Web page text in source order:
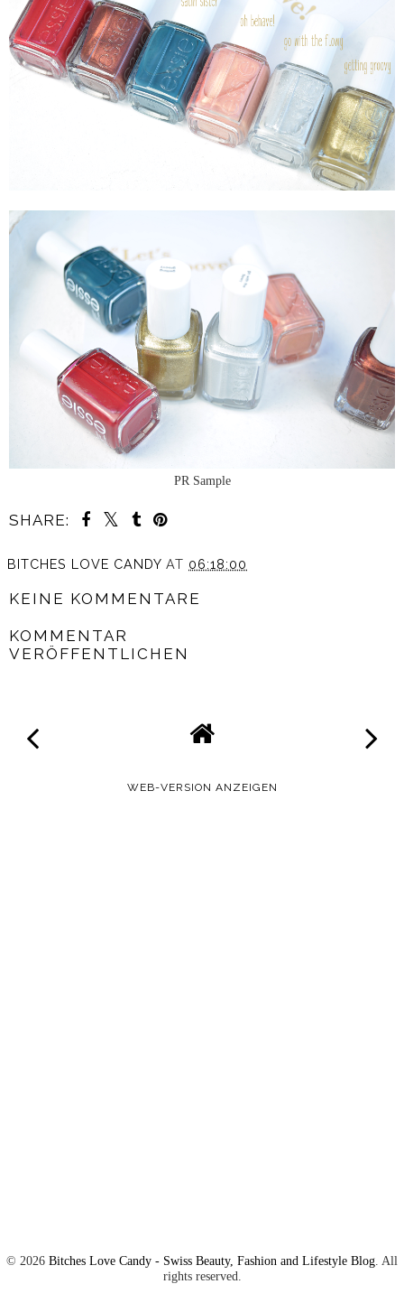
PR Sample
SHARE:
BITCHES LOVE CANDY AT 06:18:00
KEINE KOMMENTARE
KOMMENTAR
VERÖFFENTLICHEN
WEB-VERSION ANZEIGEN
© 2026 Bitches Love Candy - Swiss Beauty, Fashion and Lifestyle Blog . All
rights reserved.